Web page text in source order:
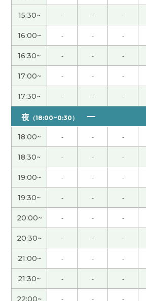
教育孩子当然很难。不知不觉孩子
道孩子和平时不一样。觉得家家有
决的方式有很多种。下次见吧。(
谢谢！我很开心!下次也请多多关照
非常感謝 下次見 ( 40代 男性 )
谢谢老师给我上课。我很高兴跟您
下次再见！( 女性 )
谢谢你！ 下次去中国的时候我一
水，味道不好喝也没关系，想着对
到时候再见啦，我很期待。( 40代
在中国和日本找新的房子都很辛苦
到好房子了吗？ 我希望老师能找
谢老师，这节课也很开心。
( 50代
非常感謝 我和你聊旅行真的很有
男性 )
15:30~ - - -
16:00~ - - -
16:30~ - - -
17:00~ - - -
17:30~ - - -
夜 （18:00~0:30）
18:00~ - - -
18:30~ - - -
19:00~ - - -
19:30~ - - -
20:00~ - - -
20:30~ - - -
21:00~ - - -
21:30~ - - -
22:00~ - - -